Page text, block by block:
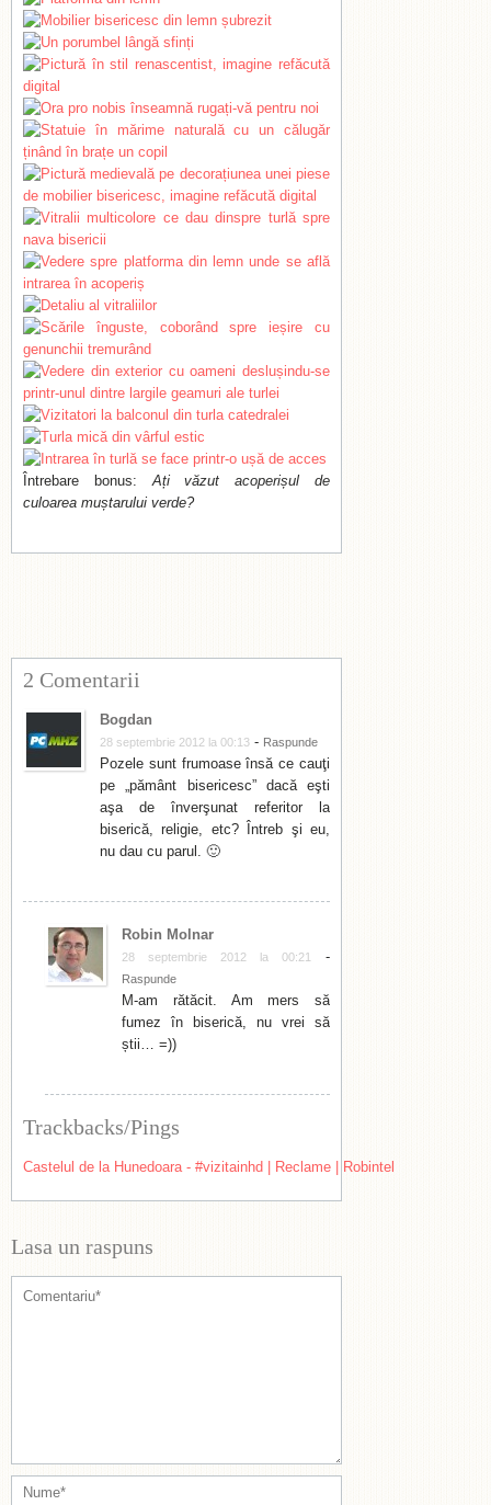
Întrebare bonus:Ați văzut acoperișul de
culoarea muștarului verde?
2 Comentarii
Bogdan
28 septembrie 2012 la 00:13 - Raspunde
Pozele sunt frumoase însă ce cauţi
pe „pământ bisericesc” dacă eşti
aşa de înverşunat referitor la
biserică, religie, etc? Întreb şi eu,
nu dau cu parul. 🙂
Robin Molnar
28 septembrie 2012 la 00:21 -
Raspunde
M-am rătăcit. Am mers să
fumez în biserică, nu vrei să
știi… =))
Trackbacks/Pings
Castelul de la Hunedoara - #vizitainhd | Reclame | Robintel
Lasa un raspuns